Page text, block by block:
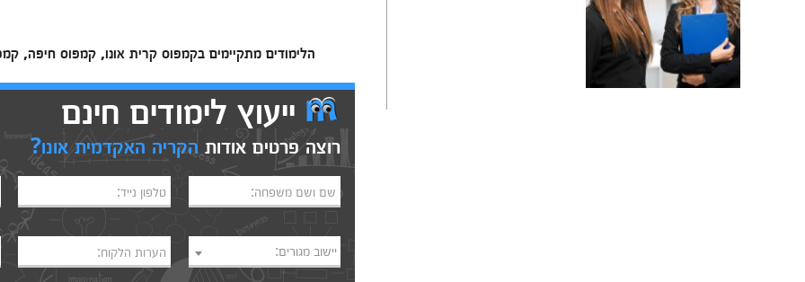
הלימודים מתקיימים בקמפוס קרית אונו, קמפוס חיפה,
ייעוץ לימודים חינם
רוצה פרטים אודות הקריה האקדמית אונו?
שם ושם משפחה: טלפון נייד:
יישוב מגורים: הערות הלקוח: